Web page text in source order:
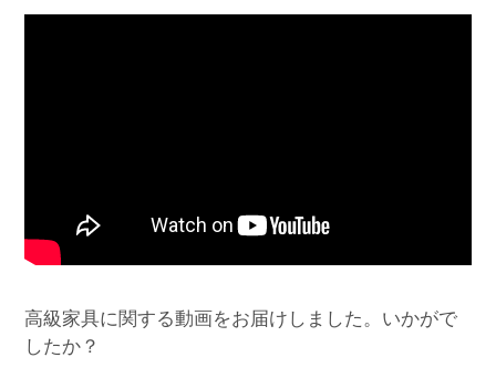
高級家具に関する動画をお届けしました。いかがで
したか？